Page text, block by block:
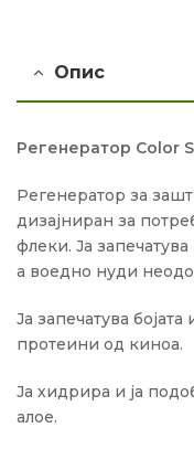
Опис
Регенератор Color
Регенератор за
дизајниран за
флеки. Ја
а воедно нуди
Ја запечатува
протеини од киноа.
Ја хидрира и ја
алое.